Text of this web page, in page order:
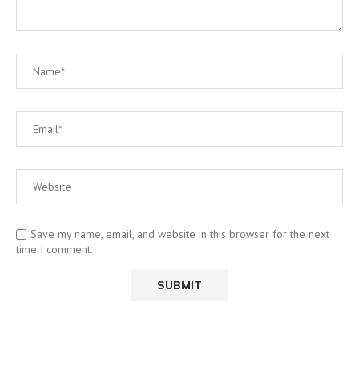
Save my name, email, and website in this browser for the next
time I comment.